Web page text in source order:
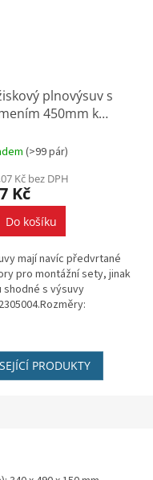
plnovýsuv s
450mm k
(>99 pár)
Kč bez DPH
Kč
Do košíku
mají navíc předvrtané
pro montážní sety, jinak
shodné s výsuvy
PRODUKTY